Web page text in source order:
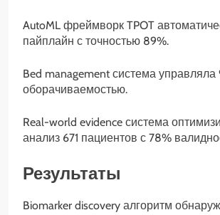
AutoML фреймворк TPOT
пайплайн с точностью 89%.
Bed management система управляла
оборачиваемостью.
Real-world evidence система
анализ 671 пациентов с 78%
Результаты
Biomarker discovery алгоритм